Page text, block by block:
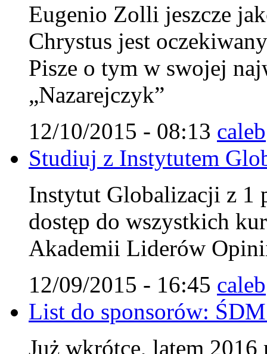
Eugenio Zolli jeszcze
Chrystus jest
Pisze o tym w swojej
„Nazarejczyk”
12/10/2015 - 08:13 caleb
Studiuj z Instytutem
Instytut Globalizacji z 1
dostęp do wszystkich
Akademii Liderów
12/09/2015 - 16:45 caleb
List do sponsorów:
Już wkrótce, latem